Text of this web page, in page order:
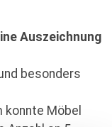
Auszeichnung
besonders
Möbel